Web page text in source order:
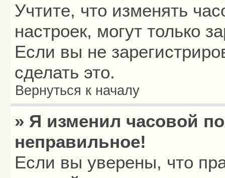
Учтите, что изменять
настроек, могут только
Если вы не
сделать это.
Вернуться к началу
» Я изменил часовой
неправильное!
Если вы уверены, что